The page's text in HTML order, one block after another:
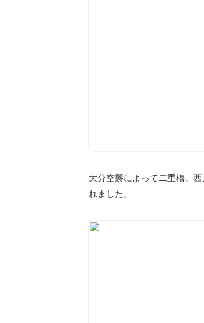
大分空襲によって二重櫓、
れました。